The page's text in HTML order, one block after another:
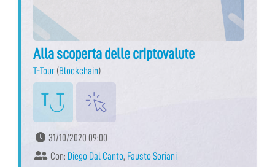
Alla scoperta delle criptovalute
T-Tour (Blockchain)
31/10/2020 09:00
Con: Diego Dal Canto, Fausto Soriani